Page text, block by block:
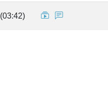
(03:42)